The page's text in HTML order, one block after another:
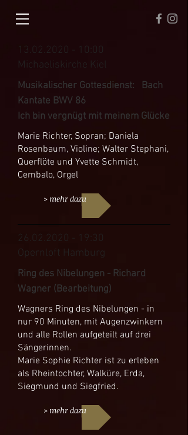
13.02.2020 - 10 :00
Michaeliskirche Kiel
Musikalischer Gottesdienst: Bach
Kantate BWV 86
Ich bin vergnügt mit meinem Glücke
Marie Richter, Sopran; Daniela
Rosenbaum, Violine; Walter Stephani,
Querflöte und Yvette Schmidt,
Cembalo, Orgel
> mehr dazu
26.02.2020 - 19 :30
Opernloft Hamburg
Ring des Nibelungen - Richard
Wagner (Bearbeitung)
Wagners Ring des Nibelungen - in
nur 90 Minuten, mit Augenzwinkern
und alle Rollen aufgeteilt auf drei
Sängerinnen.
Marie Sophie Richter ist zu erleben
als Rheintochter, Walküre, Erda,
Siegmund und Siegfried.
> mehr dazu